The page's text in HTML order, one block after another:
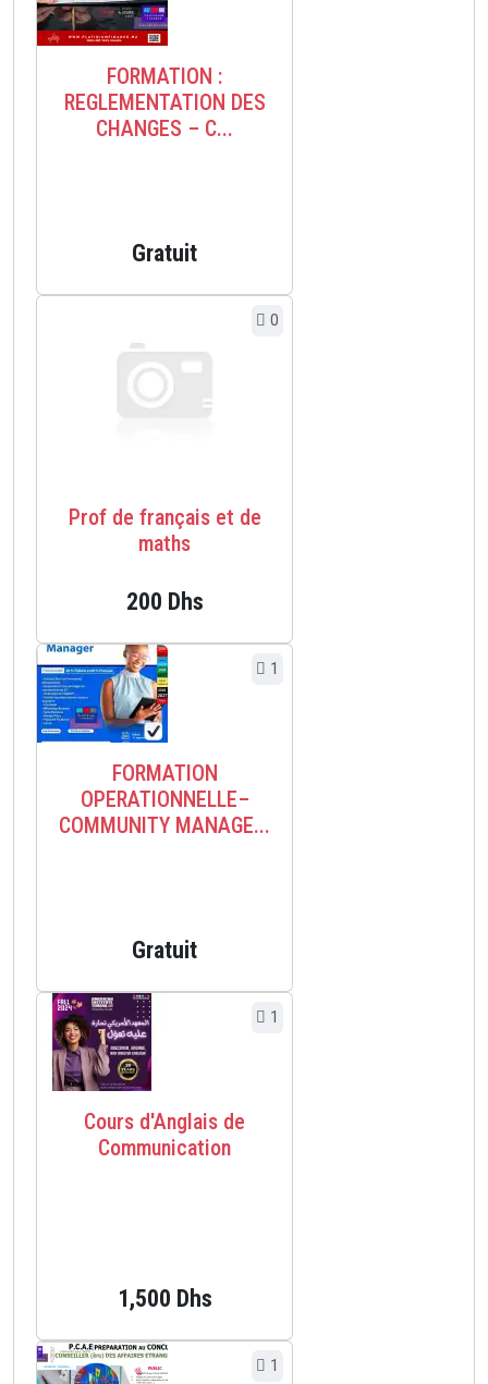
FORMATION :
REGLEMENTATION DES
CHANGES – C...
Gratuit
0
Prof de français et de
maths
200 Dhs
1
FORMATION
OPERATIONNELLE–
COMMUNITY MANAGE...
Gratuit
1
Cours d'Anglais de
Communication
1,500 Dhs
1